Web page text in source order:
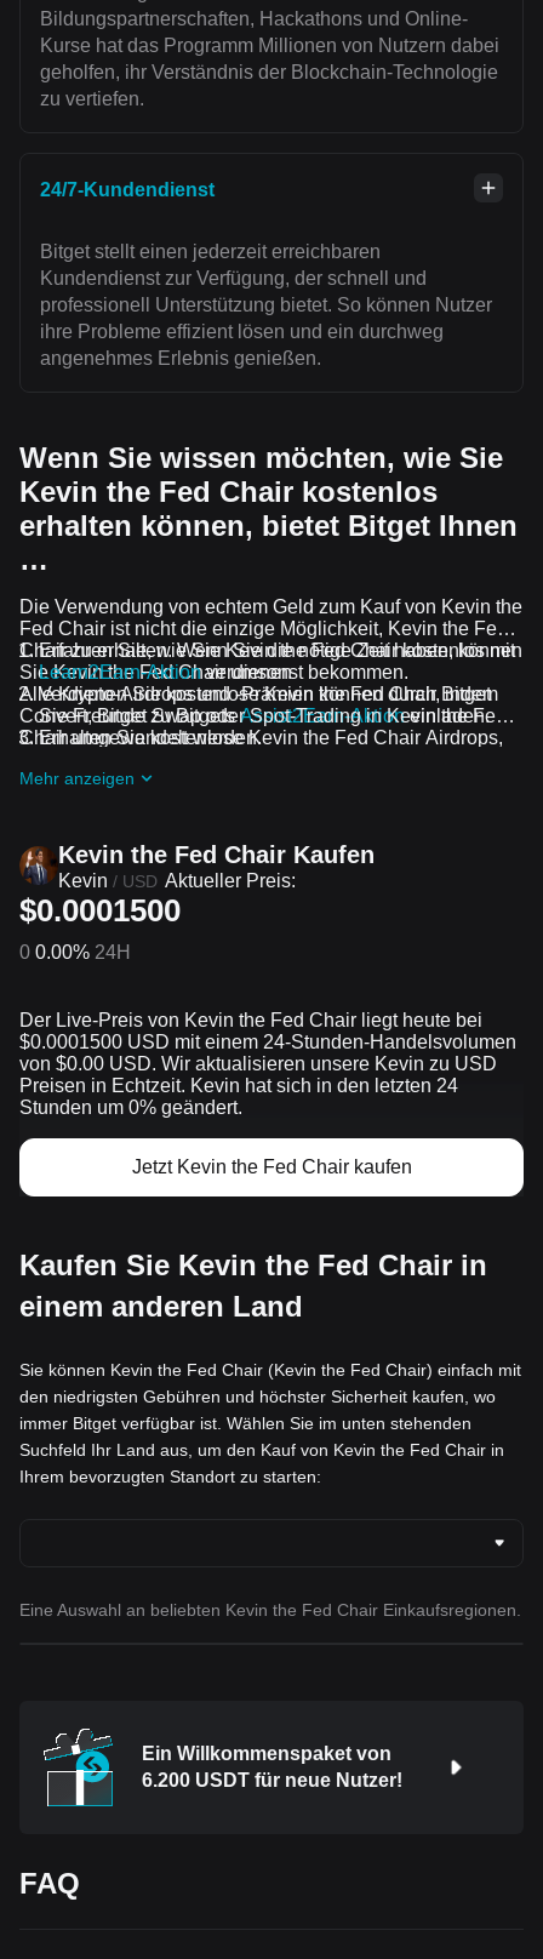
Bildungspartnerschaften, Hackathons und Online-
Kurse hat das Programm Millionen von Nutzern dabei
geholfen, ihr Verständnis der Blockchain-Technologie
zu vertiefen.
24/7-Kundendienst
Bitget stellt einen jederzeit erreichbaren
Kundendienst zur Verfügung, der schnell und
professionell Unterstützung bietet. So können Nutzer
ihre Probleme effizient lösen und ein durchweg
angenehmes Erlebnis genießen.
Wenn Sie wissen möchten, wie Sie
Kevin the Fed Chair kostenlos
erhalten können, bietet Bitget Ihnen
…
Die Verwendung von echtem Geld zum Kauf von Kevin the
Fed Chair ist nicht die einzige Möglichkeit, Kevin the Fed
Chair zu erhalten. Wenn Sie die nötige Zeit haben, können
Sie Kevin the Fed Chair umsonst bekommen.
Erfahren Sie, wie Sie Kevin the Fed Chair kostenlos mit
Learn2Earn-Aktionverdienen
Verdienen Sie kostenlose Kevin the Fed Chair, indem
Sie Freunde zu BitgetsAssist2Earn-Aktioneinladen.
Erhalten Sie kostenlose Kevin the Fed Chair Airdrops,
Aktionenmitmachen
Alle Krypto-Airdrops und -Prämien können durch Bitget
Convert, Bitget Swap oder Spot-Trading in Kevin the Fed
Chair umgewandelt werden.
Mehr anzeigen
Kevin the Fed Chair Kaufen
Kevin / USD Aktueller Preis:
$0.0001500
0 0.00% 24H
Der Live-Preis von Kevin the Fed Chair liegt heute bei
$0.0001500 USD mit einem 24-Stunden-Handelsvolumen
von $0.00 USD. Wir aktualisieren unsere Kevin zu USD
Preisen in Echtzeit. Kevin hat sich in den letzten 24
Stunden um 0% geändert.
Jetzt Kevin the Fed Chair kaufen
Kaufen Sie Kevin the Fed Chair in
einem anderen Land
Sie können Kevin the Fed Chair (Kevin the Fed Chair) einfach mit
den niedrigsten Gebühren und höchster Sicherheit kaufen, wo
immer Bitget verfügbar ist. Wählen Sie im unten stehenden
Suchfeld Ihr Land aus, um den Kauf von Kevin the Fed Chair in
Ihrem bevorzugten Standort zu starten:
Eine Auswahl an beliebten Kevin the Fed Chair Einkaufsregionen.
Ein Willkommenspaket von
6.200 USDT für neue Nutzer!
FAQ